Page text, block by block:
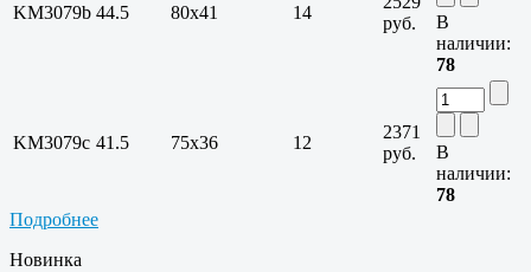
KM3079b 44.5 80х41 14
руб.
В
наличии:
78
KM3079c 41.5 75х36 12
2371
руб.
В
наличии:
78
Подробнее
Новинка